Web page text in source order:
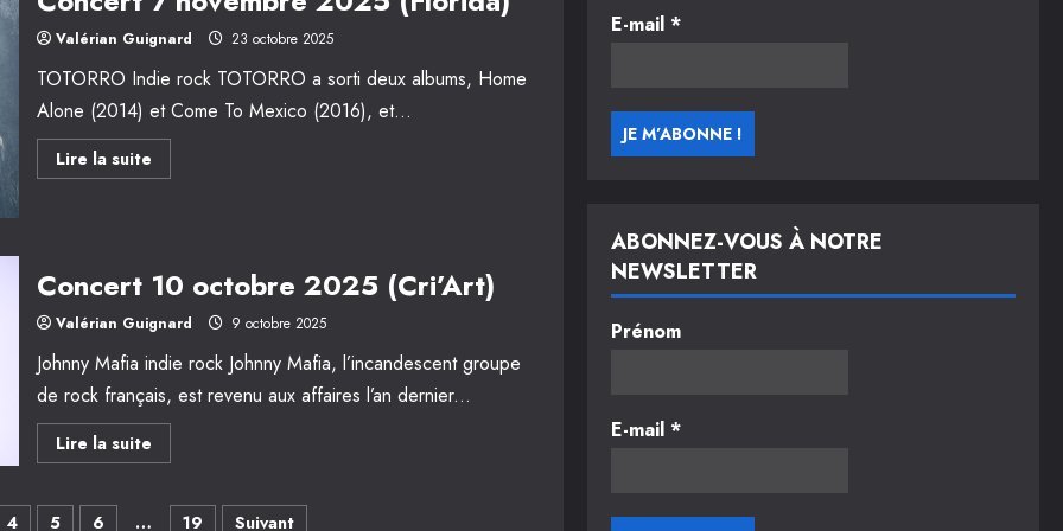
Valérian Guignard 23 octobre 2025
TOTORRO Indie rock TOTORRO a sorti deux albums, Home
Alone (2014) et Come To Mexico (2016), et...
Lire la suiteEn
savoir
2025
(Florida)
Concert 10 octobre 2025 (Cri’Art)
Valérian Guignard 9 octobre 2025
Johnny Mafia indie rock Johnny Mafia, l’incandescent groupe
de rock français, est revenu aux affaires l’an dernier...
Lire la suiteEn
savoir
Concert
10
4 5 6 … 19 Suivant
E-mail *
ABONNEZ-VOUS À NOTRE
NEWSLETTER
Prénom
E-mail *